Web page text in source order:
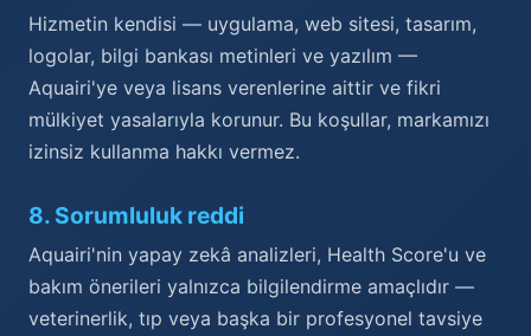
Hizmetin kendisi — uygulama, web sitesi, tasarım,
logolar, bilgi bankası metinleri ve yazılım —
Aquairi'ye veya lisans verenlerine aittir ve fikri
mülkiyet yasalarıyla korunur. Bu koşullar, markamızı
izinsiz kullanma hakkı vermez.
8. Sorumluluk reddi
Aquairi'nin yapay zekâ analizleri, Health Score'u ve
bakım önerileri yalnızca bilgilendirme amaçlıdır —
veterinerlik, tıp veya başka bir profesyonel tavsiye